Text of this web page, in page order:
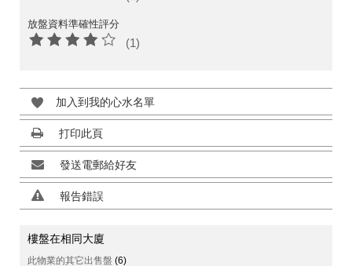
放盤資料準確性評分
(1)
加入到我的心水名單
打印此頁
發送電郵給好友
報告錯誤
樓盤在相同大廈
此物業的其它出售盤 (6)